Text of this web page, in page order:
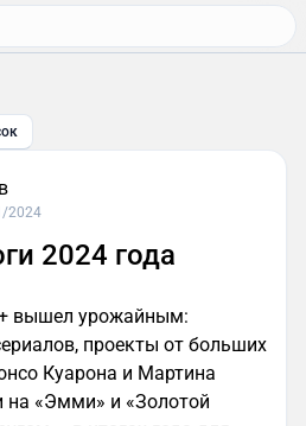
2024
2024 года
вышел урожайным:
проекты от больших
Куарона и Мартина
на «Эмми» и «Золотой